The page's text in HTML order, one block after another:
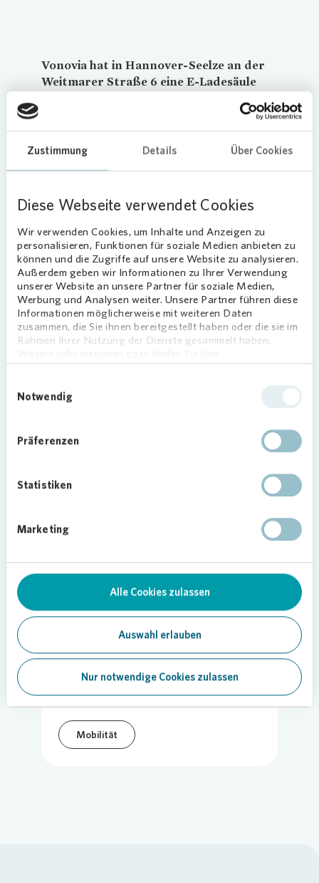
Zustimmung Details Über Cookies
Diese Webseite verwendet Cookies
Wir verwenden Cookies, um Inhalte und Anzeigen zu
personalisieren, Funktionen für soziale Medien anbieten zu
können und die Zugriffe auf unsere Website zu analysieren.
Außerdem geben wir Informationen zu Ihrer Verwendung
unserer Website an unsere Partner für soziale Medien,
Werbung und Analysen weiter. Unsere Partner führen diese
Informationen möglicherweise mit weiteren Daten
zusammen, die Sie ihnen bereitgestellt haben oder die sie im
Rahmen Ihrer Nutzung der Dienste gesammelt haben.
Notwendig
Präferenzen
Statistiken
Marketing
Alle Cookies zulassen
Auswahl erlauben
Nur notwendige Cookies zulassen
Vonovia hat in Hannover-Seelze an der
Weitmarer Straße 6 eine E-Ladesäule
Interessierte seit Ende 2021 ihre
elektrobetriebenen Fahrzeuge aufladen.
Strom versorgt und ist öffentlich zugänglich.
Nutzerinnen und Nutzer identifizieren sich an der
Ladestation über ihre Girokarte oder über eine
Ladekarte verschiedener Roaming-Anbieter.
Anschließend starten sie den Ladevorgang und
können dabei ihre Fahrzeuge mit einer Leistung
von bis zu 22 kW aufladen.
im vergangenen Jahr 29
errichtet.
Regionalleiter Hannover-Nord, und Sven Köhler,
Teilen
Mobilität